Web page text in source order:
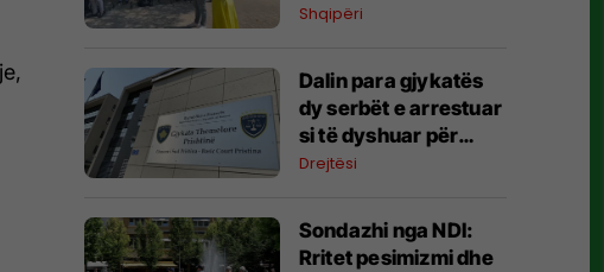
Kryemadhi replikon
jashtë SPAK
Shqipëri
​Dalin para gjykatës
dy serbët e arrestuar
si të dyshuar për
varrezën masive në
Drejtësi
Sondazhi nga NDI:
Rritet pesimizmi dhe